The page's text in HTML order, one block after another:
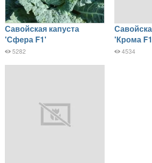
Савойская капуста
'Сфера F1'
5282
'Крома
4534